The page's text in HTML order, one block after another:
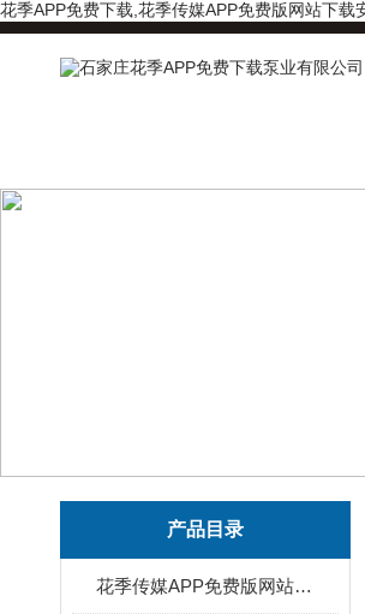
花季APP免费下载,花季传媒APP免费版网站下
产品目录
花季传媒APP免费版网站下载安装